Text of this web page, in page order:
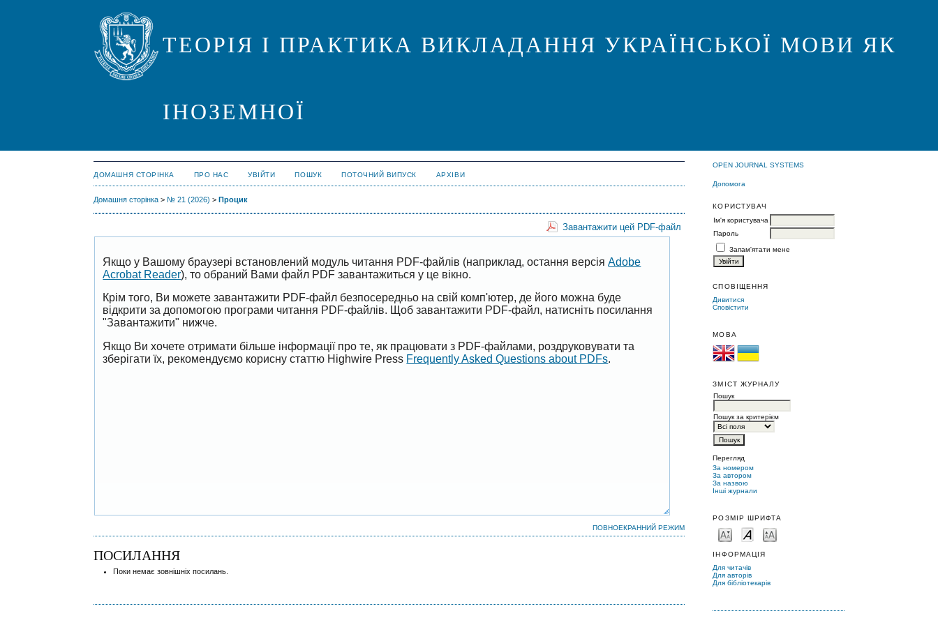
ТЕОРІЯ І ПРАКТИКА ВИКЛАДАННЯ УКРАЇНСЬКОЇ МОВИ ЯК
ІНОЗЕМНОЇ
OPEN JOURNAL SYSTEMS
Допомога
КОРИСТУВАЧ
Ім'я користувача
Пароль
Запам'ятати мене
СПОВІЩЕННЯ
Дивитися
Сповістити
МОВА
ЗМІСТ ЖУРНАЛУ
Пошук
Пошук за критерієм
Перегляд
За номером
За автором
За назвою
Інші журнали
РОЗМІР ШРИФТА
ІНФОРМАЦІЯ
Для читачів
Для авторів
Для бібліотекарів
ДОМАШНЯ СТОРІНКА ПРО НАС УВІЙТИ ПОШУК ПОТОЧНИЙ ВИПУСК АРХІВИ
Домашня сторінка > № 21 (2026) >Процик
Завантажити цей PDF-файл
Якщо у Вашому браузері встановлений модуль читання PDF-файлів (наприклад, остання версіяAdobe
Acrobat Reader), то обраний Вами файл PDF завантажиться у це вікно.
Крім того, Ви можете завантажити PDF-файл безпосередньо на свій комп'ютер, де його можна буде
відкрити за допомогою програми читання PDF-файлів. Щоб завантажити PDF-файл, натисніть посилання
"Завантажити" нижче.
Якщо Ви хочете отримати більше інформації про те, як працювати з PDF-файлами, роздруковувати та
зберігати їх, рекомендуємо корисну статтю Highwire Press Frequently Asked Questions about PDFs.
ПОВНОЕКРАННИЙ РЕЖИМ
ПОСИЛАННЯ
Поки немає зовнішніх посилань.